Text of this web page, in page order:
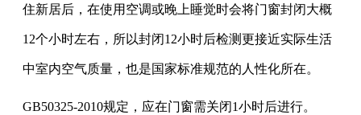
住新居后，在使用空调或晚上睡觉时会将门窗封闭大概
12个小时左右，所以封闭12小时后检测更接近实际生活
中室内空气质量，也是国家标准规范的人性化所在。
GB50325-2010规定，应在门窗需关闭1小时后进行。